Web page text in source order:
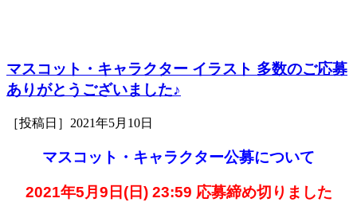
マスコット・キャラクター イラスト 多数のご応募
ありがとうございました♪
［投稿日］2021年5月10日
マスコット・キャラクター公募について
2021年5月9日(日) 23:59 応募締め切りました